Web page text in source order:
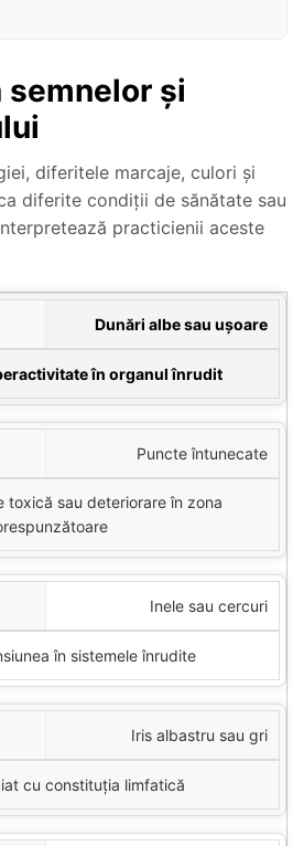
și
diferitele marcaje, culori și
diferite condiții de sănătate sau
practicienii aceste
Dunări albe sau ușoare
în organul înrudit
Puncte întunecate
toxică sau deteriorare în zona
Inele sau cercuri
în sistemele înrudite
Iris albastru sau gri
cu constituția limfatică